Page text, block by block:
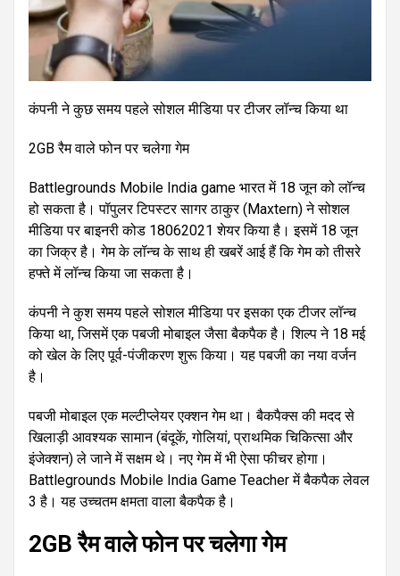
कंपनी ने कुछ समय पहले सोशल मीडिया पर टीजर लॉन्च किया था
2GB रैम वाले फोन पर चलेगा गेम
Battlegrounds Mobile India game भारत में 18 जून को लॉन्च
हो सकता है। पॉपुलर टिपस्टर सागर ठाकुर (Maxtern) ने सोशल
मीडिया पर बाइनरी कोड 18062021 शेयर किया है। इसमें 18 जून
का जिक्र है। गेम के लॉन्च के साथ ही खबरें आई हैं कि गेम को तीसरे
हफ्ते में लॉन्च किया जा सकता है।
कंपनी ने कुश समय पहले सोशल मीडिया पर इसका एक टीजर लॉन्च
किया था, जिसमें एक पबजी मोबाइल जैसा बैकपैक है। शिल्प ने 18 मई
को खेल के लिए पूर्व-पंजीकरण शुरू किया। यह पबजी का नया वर्जन
है।
पबजी मोबाइल एक मल्टीप्लेयर एक्शन गेम था। बैकपैक्स की मदद से
खिलाड़ी आवश्यक सामान (बंदूकें, गोलियां, प्राथमिक चिकित्सा और
इंजेक्शन) ले जाने में सक्षम थे। नए गेम में भी ऐसा फीचर होगा।
Battlegrounds Mobile India Game Teacher में बैकपैक लेवल
3 है। यह उच्चतम क्षमता वाला बैकपैक है।
2GB रैम वाले फोन पर चलेगा गेम